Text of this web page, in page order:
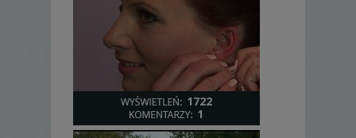
1722
1